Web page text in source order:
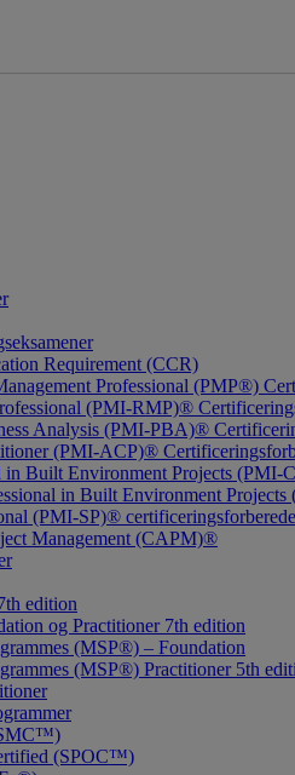
Requirement (CCR)
Professional (PMP®)
(PMI-RMP)®
Analysis (PMI-PBA)®
(PMI-ACP)®
in Built Environment Projects (PMI-
in Built Environment
(PMI-SP)®
Management (CAPM)®
edition
og Practitioner 7th edition
(MSP®) – Foundation
(MSP®) Practitioner 5th
(SPOC™)